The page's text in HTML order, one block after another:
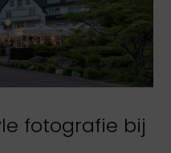
fotografie bij